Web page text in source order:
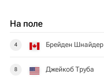
На поле
4 Брейден Шнайдер
8 Джейкоб Труба